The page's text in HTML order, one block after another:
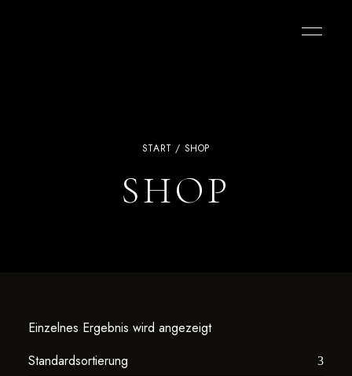
START / SHOP
SHOP
Einzelnes Ergebnis wird angezeigt